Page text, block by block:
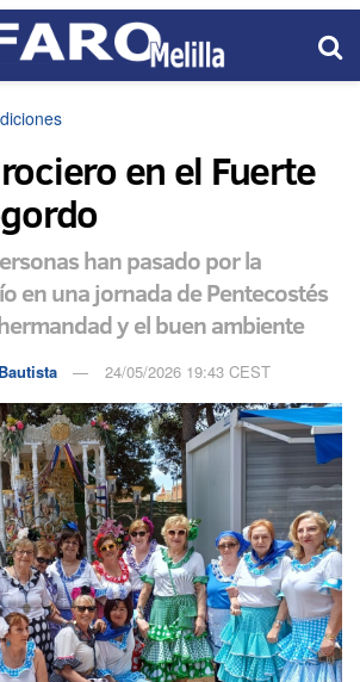
en el Fuerte
han pasado por la
en una jornada de Pentecostés
y el buen ambiente
24/05/2026 19:43 CEST